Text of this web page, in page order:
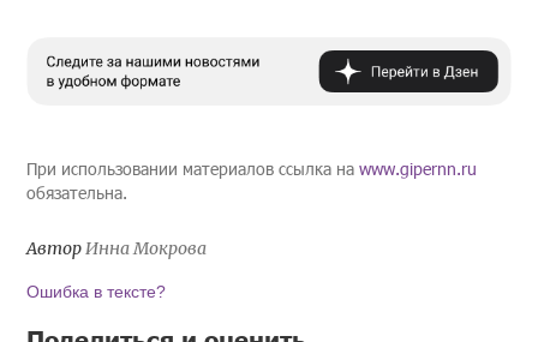
При использовании материалов ссылка наwww.gipernn.ru
обязательна.
Автор Инна Мокрова
Ошибка в тексте?